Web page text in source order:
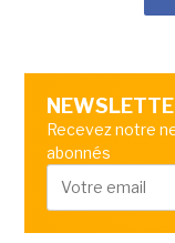
Recevez notre
abonnés